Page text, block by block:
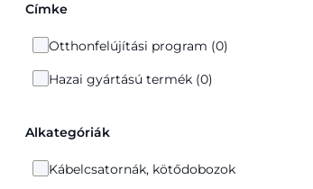
Címke
Otthonfelújítási program (0)
Hazai gyártású termék (0)
Alkategóriák
Kábelcsatornák, kötődobozok